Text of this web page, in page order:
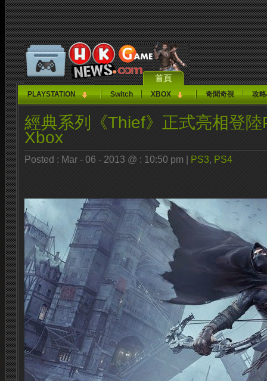
首頁
PLAYSTATION Switch XBOX 奇聞奇視 攻
經典系列《Thief》正式亮相登
Xbox
Posted : Mar - 06 - 2013 @ : 10:50 pm | PS3, PS4